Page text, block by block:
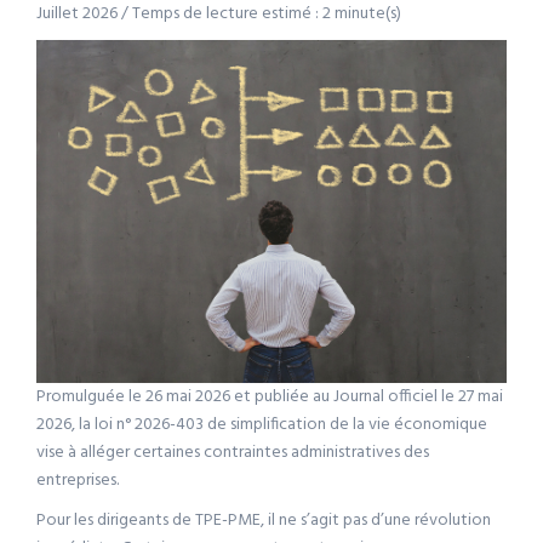
Juillet 2026 / Temps de lecture estimé : 2 minute(s)
Promulguée le 26 mai 2026 et publiée au Journal officiel le 27 mai
2026, la loi n° 2026-403 de simplification de la vie économique
vise à alléger certaines contraintes administratives des
entreprises.
Pour les dirigeants de TPE-PME, il ne s’agit pas d’une révolution